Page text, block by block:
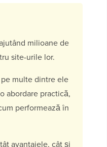
milioane de
site-urile lor.
multe dintre ele
abordare practică,
performează în
avantajele, cât și